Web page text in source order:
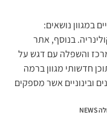
במגוון נושאים:
בנוסף, אתר
והשפלה עם דגש על
חדשותי מגוון ברמה
ובינוניים אשר מספקים